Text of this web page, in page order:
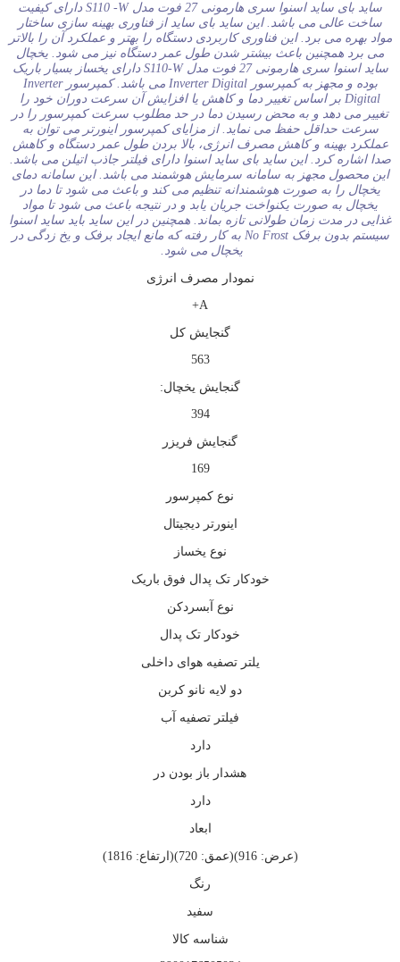
ساید بای ساید اسنوا سری هارمونی 27 فوت مدل S110 -W دارای کیفیت
ساخت عالی می باشد. این ساید بای ساید از فناوری بهینه سازی ساختار
مواد بهره می برد. این فناوری کاربردی دستگاه را بهتر و عملکرد آن را بالاتر
می برد همچنین باعث بیشتر شدن طول عمر دستگاه نیز می شود. یخچال
ساید اسنوا سری هارمونی 27 فوت مدل S110-W دارای یخساز بسیار باریک
بوده و مجهز به کمپرسور Inverter Digital می باشد. کمپرسور Inverter
Digital بر اساس تغییر دما و کاهش یا افزایش آن سرعت دوران خود را
تغییر می‌ دهد و به محض رسیدن دما در حد مطلوب سرعت کمپرسور را در
سرعت حداقل حفظ می‌ نماید. از مزایای کمپرسور اینورتر می توان به
عملکرد بهینه و کاهش مصرف انرژی، بالا بردن طول عمر دستگاه و کاهش
صدا اشاره کرد. این ساید بای ساید اسنوا دارای فیلتر جاذب اتیلن می باشد.
این محصول مجهز به سامانه سرمایش هوشمند می باشد. این سامانه دمای
یخچال را به صورت هوشمندانه تنظیم می کند و باعث می شود تا دما در
یخچال به صورت یکنواخت جریان یابد و در نتیجه باعث می شود تا مواد
غذایی در مدت زمان طولانی تازه بماند. همچنین در این ساید باید ساید اسنوا
سیستم بدون برفک No Frost به کار رفته که مانع ایجاد برفک و یخ زدگی در
یخچال می شود.
نمودار مصرف انرژی
A+
گنجایش کل
563
گنجایش یخچال:
394
گنجایش فریزر
169
نوع کمپرسور
اینورتر دیجیتال
نوع یخساز
خودکار تک پدال فوق باریک
نوع آبسردکن
خودکار تک پدال
یلتر تصفیه هوای داخلی
دو لایه نانو کربن
فیلتر تصفیه آب
دارد
هشدار باز بودن در
دارد
ابعاد
(عرض: 916)(عمق: 720)(ارتفاع: 1816)
رنگ
سفید
شناسه کالا